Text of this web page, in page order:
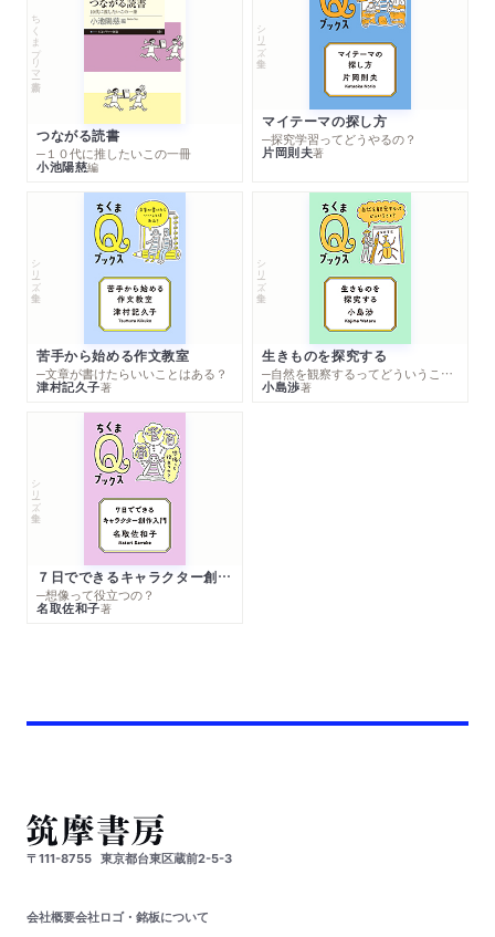
ちくまプリマー新書
つながる読書
─１０代に推したいこの一冊
小池陽慈編
シリーズ・全集
マイテーマの探し方
─探究学習ってどうやるの？
片岡則夫著
シリーズ・全集
苦手から始める作文教室
─文章が書けたらいいことはある？
津村記久子著
シリーズ・全集
生きものを探究する
─自然を観察するってどういうこと？
小島渉著
シリーズ・全集
７日でできるキャラクター創作入門
─想像って役立つの？
名取佐和子著
〒111-8755 東京都台東区蔵前2-5-3
会社概要会社ロゴ・銘板について